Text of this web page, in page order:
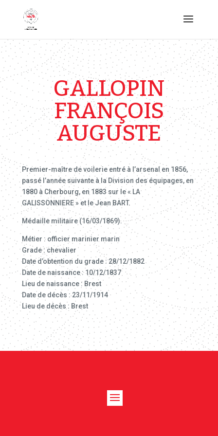
GALLOPIN
FRANÇOIS
AUGUSTE
Premier-maître de voilerie entré à l’arsenal en 1856,
passé l’année suivante à la Division des équipages, en
1880 à Cherbourg, en 1883 sur le « LA
GALISSONNIERE » et le Jean BART.
Médaille militaire (16/03/1869).
Métier : officier marinier marin
Grade : chevalier
Date d’obtention du grade : 28/12/1882
Date de naissance : 10/12/1837
Lieu de naissance : Brest
Date de décès : 23/11/1914
Lieu de décès : Brest